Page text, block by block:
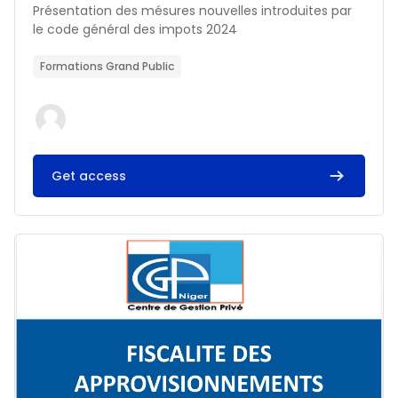
Résumé du cours :
Présentation des mésures nouvelles introduites par
le code général des impots 2024
Formations Grand Public
Get access
Image du cours FISCALITE DES APPROVISIONNEMENTS